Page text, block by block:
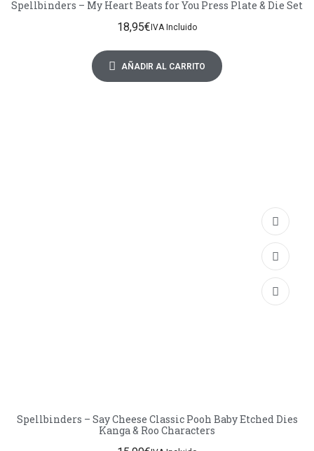
Spellbinders – My Heart Beats for You Press Plate & Die Set
18,95€IVA Incluido
AÑADIR AL CARRITO
Spellbinders – Say Cheese Classic Pooh Baby Etched Dies
Kanga & Roo Characters